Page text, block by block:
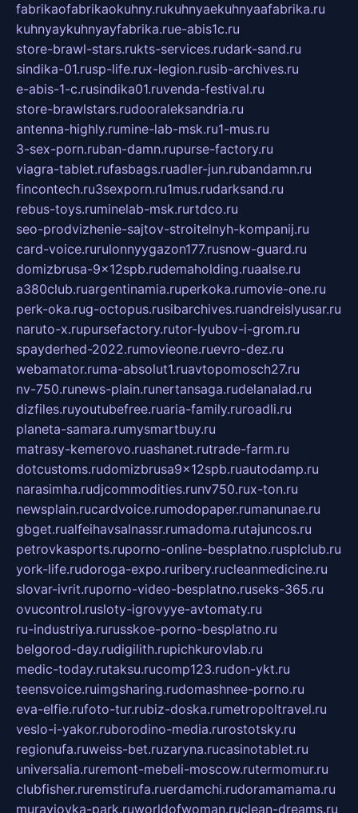
fabrikaofabrikaokuhny.rukuhnyaekuhnyaafabrika.ru
kuhnyaykuhnyayfabrika.rue-abis1c.ru
store-brawl-stars.rukts-services.rudark-sand.ru
sindika-01.rusp-life.rux-legion.rusib-archives.ru
e-abis-1-c.rusindika01.ruvenda-festival.ru
store-brawlstars.rudooraleksandria.ru
antenna-highly.rumine-lab-msk.ru1-mus.ru
3-sex-porn.ruban-damn.rupurse-factory.ru
viagra-tablet.rufasbags.ruadler-jun.rubandamn.ru
fincontech.ru3sexporn.ru1mus.rudarksand.ru
rebus-toys.ruminelab-msk.rurtdco.ru
seo-prodvizhenie-sajtov-stroitelnyh-kompanij.ru
card-voice.rurulonnyygazon177.rusnow-guard.ru
domizbrusa-9x12spb.rudemaholding.ruaalse.ru
a380club.ruargentinamia.ruperkoka.rumovie-one.ru
perk-oka.rug-octopus.rusibarchives.ruandreislyusar.ru
naruto-x.rupursefactory.rutor-lyubov-i-grom.ru
spayderhed-2022.rumovieone.ruevro-dez.ru
webamator.ruma-absolut1.ruavtopomosch27.ru
nv-750.runews-plain.runertansaga.rudelanalad.ru
dizfiles.ruyoutubefree.ruaria-family.ruroadli.ru
planeta-samara.rumysmartbuy.ru
matrasy-kemerovo.ruashanet.rutrade-farm.ru
dotcustoms.rudomizbrusa9x12spb.ruautodamp.ru
narasimha.rudjcommodities.runv750.rux-ton.ru
newsplain.rucardvoice.rumodopaper.rumanunae.ru
gbget.rualfeihavsalnassr.rumadoma.rutajuncos.ru
petrovkasports.ruporno-online-besplatno.rusplclub.ru
york-life.rudoroga-expo.ruribery.rucleanmedicine.ru
slovar-ivrit.ruporno-video-besplatno.ruseks-365.ru
ovucontrol.rusloty-igrovyye-avtomaty.ru
ru-industriya.rurusskoe-porno-besplatno.ru
belgorod-day.rudigilith.rupichkurovlab.ru
medic-today.rutaksu.rucomp123.rudon-ykt.ru
teensvoice.ruimgsharing.rudomashnee-porno.ru
eva-elfie.rufoto-tur.rubiz-doska.rumetropoltravel.ru
veslo-i-yakor.ruborodino-media.rurostotsky.ru
regionufa.ruweiss-bet.ruzaryna.rucasinotablet.ru
universalia.ruremont-mebeli-moscow.rutermomur.ru
clubfisher.ruremstirufa.ruerdamchi.rudoramamama.ru
muraviovka-park.ruworldofwoman.ruclean-dreams.ru